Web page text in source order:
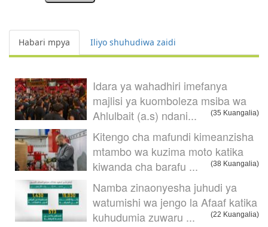
Habari mpya Iliyo shuhudiwa zaidi
Idara ya wahadhiri imefanya
majlisi ya kuomboleza msiba wa
Ahlulbait (a.s) ndani...
(35 Kuangalia)
Kitengo cha mafundi kimeanzisha
mtambo wa kuzima moto katika
kiwanda cha barafu ...
(38 Kuangalia)
Namba zinaonyesha juhudi ya
watumishi wa jengo la Afaaf katika
kuhudumia zuwaru ...
(22 Kuangalia)